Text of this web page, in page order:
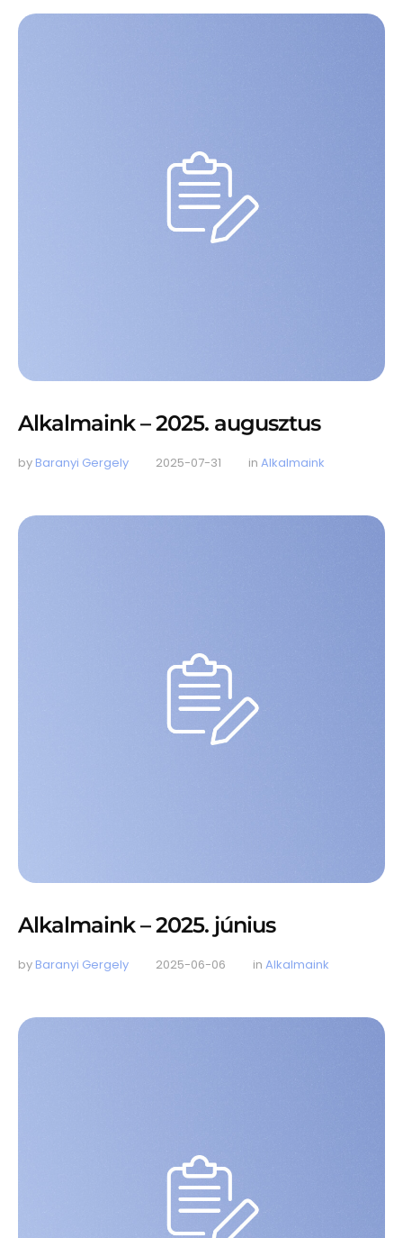
Alkalmaink – 2025. augusztus
by Baranyi Gergely 2025-07-31 in Alkalmaink
Alkalmaink – 2025. június
by Baranyi Gergely 2025-06-06 in Alkalmaink